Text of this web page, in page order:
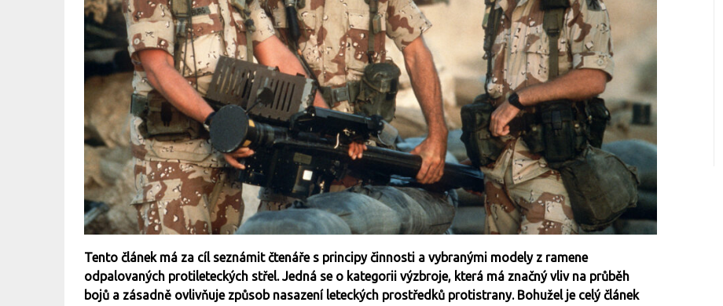
Tento článek má za cíl seznámit čtenáře s principy činnosti a vybranými modely z ramene
odpalovaných protileteckých střel. Jedná se o kategorii výzbroje, která má značný vliv na průběh
bojů a zásadně ovlivňuje způsob nasazení leteckých prostředků protistrany. Bohužel je celý článek